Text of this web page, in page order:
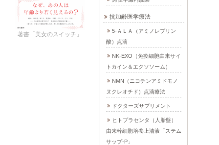
抗加齢医学療法
5-ＡＬＡ（アミノレブリン
酸）点滴
NK-EXO（免疫細胞由来サイ
トカイン＆エクソソーム）
NMN（ニコチンアミドモノ
ヌクレオチド）点滴療法
ドクターズサプリメント
ヒトプラセンタ（人胎盤）
由来幹細胞培養上清液「ステム
サップ-P」
著書「美女のスイッチ」